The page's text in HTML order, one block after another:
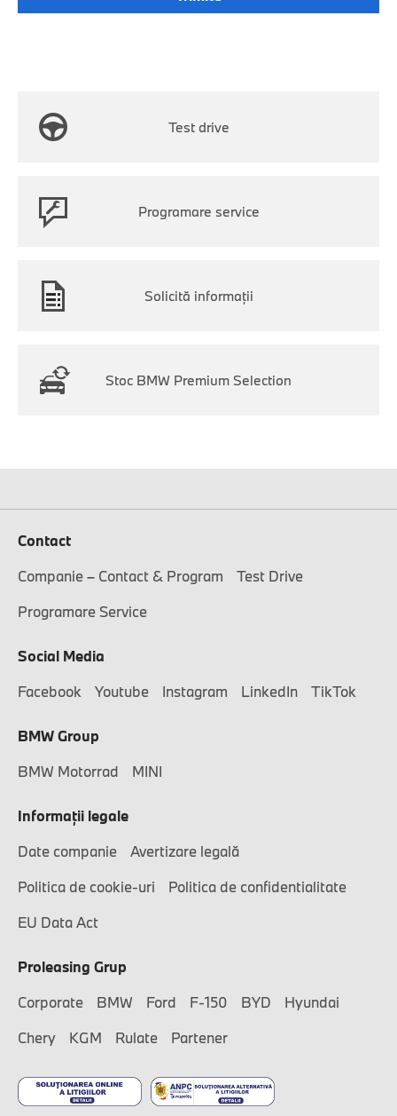
Test drive
Programare service
Solicită informaţii
Stoc BMW Premium Selection
Contact
Companie – Contact & Program
Test Drive
Programare Service
Social Media
Facebook
Youtube Instagram LinkedIn TikTok
BMW Group
BMW Motorrad
MINI
Informaţii legale
Date companie
Avertizare legală
Politica de cookie-uri
Politica de confidentialitate
EU Data Act
Proleasing Grup
Corporate
BMW Ford F-150 BYD
Hyundai
Chery
KGM Rulate Partener